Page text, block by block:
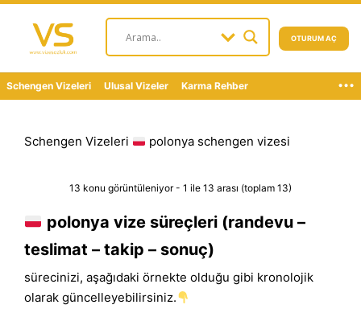
OTURUM AÇ
Schengen Vizeleri Ulusal Vizeler Karma Rehber ...
Schengen Vizeleri polonya schengen vizesi
13 konu görüntüleniyor - 1 ile 13 arası (toplam 13)
polonya vize süreçleri (randevu –
teslimat – takip – sonuç)
sürecinizi, aşağıdaki örnekte olduğu gibi kronolojik
olarak güncelleyebilirsiniz.